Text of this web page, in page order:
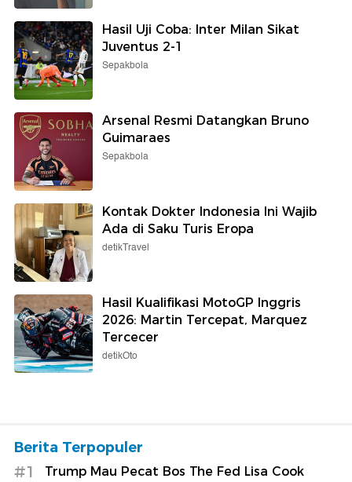
Hasil Uji Coba: Inter Milan Sikat
Juventus 2-1
Sepakbola
Arsenal Resmi Datangkan Bruno
Guimaraes
Sepakbola
Kontak Dokter Indonesia Ini Wajib
Ada di Saku Turis Eropa
detikTravel
Hasil Kualifikasi MotoGP Inggris
2026: Martin Tercepat, Marquez
Tercecer
detikOto
Berita Terpopuler
#1 Trump Mau Pecat Bos The Fed Lisa Cook